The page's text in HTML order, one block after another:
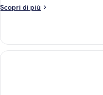
Scopri di più
Altri
letti
multipli,
camere